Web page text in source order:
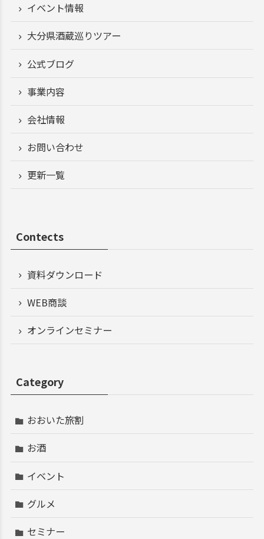
イベント情報
大分県酒蔵巡りツアー
公式ブログ
事業内容
会社情報
お問い合わせ
更新一覧
Contects
資料ダウンロード
WEB商談
オンラインセミナー
Category
おおいた旅割
お酒
イベント
グルメ
セミナー